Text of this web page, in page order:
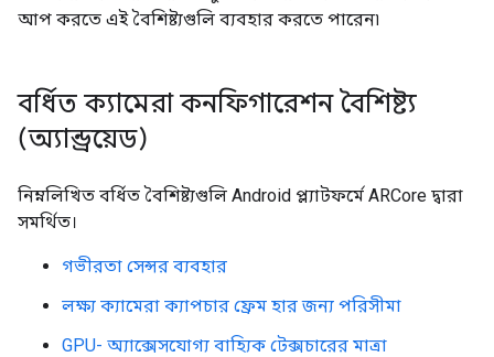
আপ করতে এই বৈশিষ্ট্যগুলি ব্যবহার করতে পারেন৷
বর্ধিত ক্যামেরা কনফিগারেশন বৈশিষ্ট্য
(অ্যান্ড্রয়েড)
নিম্নলিখিত বর্ধিত বৈশিষ্ট্যগুলি Android প্ল্যাটফর্মে ARCore দ্বারা
সমর্থিত।
গভীরতা সেন্সর ব্যবহার
লক্ষ্য ক্যামেরা ক্যাপচার ফ্রেম হার জন্য পরিসীমা
GPU- অ্যাক্সেসযোগ্য বাহ্যিক টেক্সচারের মাত্রা